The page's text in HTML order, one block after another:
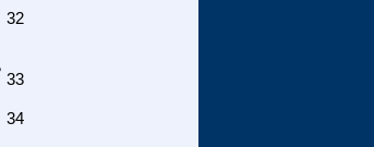
32
33
34